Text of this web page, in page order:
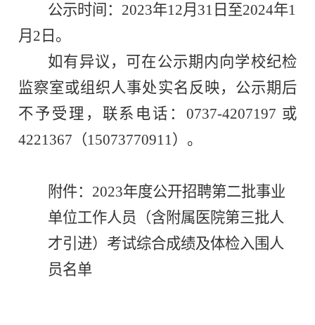
公示时间： 2023年12月 31 日 至2024年1
月 2 日。
如有异议，可在公示期内向学校纪检
监察室或组织人事处实名 反映，公示期后
不予受理，联系电话：0737-4207197 或
4221367 （15073770911 ） 。
附件： 2023年度公开招聘第二批事业
单位工作人员（含附属医院第三批人
才引进）考试综合成绩及体检入围人
员名单